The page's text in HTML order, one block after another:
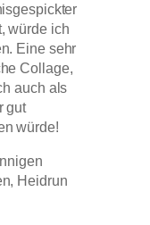
würde ich
Eine sehr
Collage,
auch als
gut
würde!
Heidrun